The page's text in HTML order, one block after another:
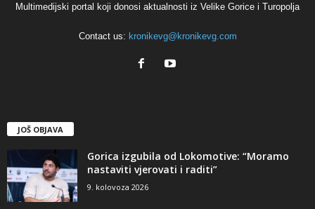
Multimedijski portal koji donosi aktualnosti iz Velike Gorice i Turopolja
Contact us: kronikevg@kronikevg.com
JOŠ OBJAVA
Gorica izgubila od Lokomotive: “Moramo
nastaviti vjerovati i raditi”
9. kolovoza 2026